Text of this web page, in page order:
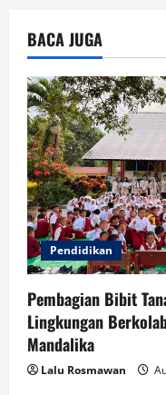
BACA JUGA
Pendidikan
Pembagian Bibit
Lingkungan
Mandalika
Lalu Rosmawan